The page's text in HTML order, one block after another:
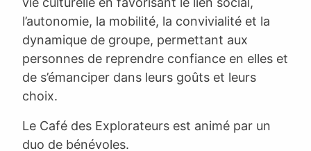
l’autonomie, la mobilité, la convivialité et la
dynamique de groupe, permettant aux
personnes de reprendre confiance en elles et
de s’émanciper dans leurs goûts et leurs
choix.
Le Café des Explorateurs est animé par un
duo de bénévoles.